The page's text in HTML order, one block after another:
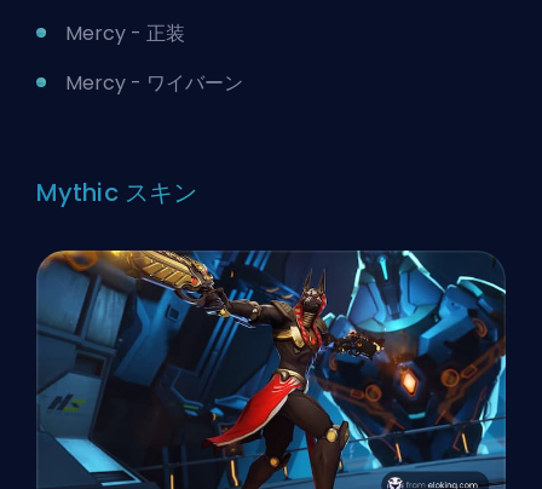
Mercy - 正装
Mercy - ワイバーン
Mythic スキン